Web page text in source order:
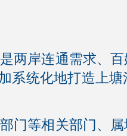
两岸连通需求、
系统化地打造上
门等相关部门、